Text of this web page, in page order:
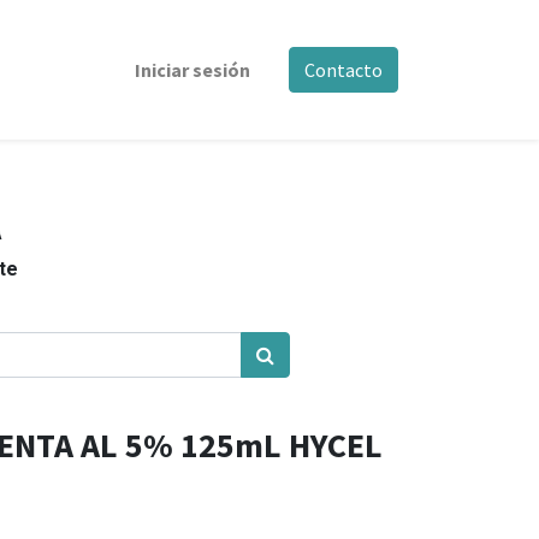
Iniciar sesión Contacto
AL 5% 125mL HYCEL